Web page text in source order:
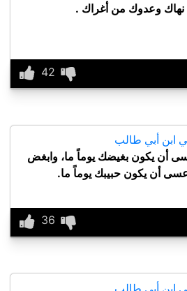
وعدوك من أغراك .
ابن أبي طالب
أن يكون بغيضك يوماً ما، وابغض
أن يكون حبيبك يوماً ما.
ابن أبي طالب